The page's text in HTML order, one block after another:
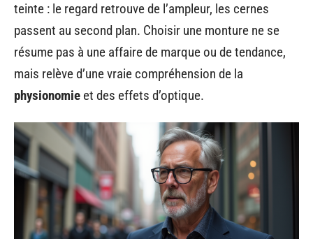
teinte : le regard retrouve de l’ampleur, les cernes
passent au second plan. Choisir une monture ne se
résume pas à une affaire de marque ou de tendance,
mais relève d’une vraie compréhension de la
physionomie et des effets d’optique.